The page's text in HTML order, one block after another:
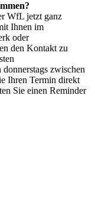
WfL jetzt ganz
Ihnen im
oder
den Kontakt zu
zwischen
Ihren Termin direkt
Sie einen Reminder